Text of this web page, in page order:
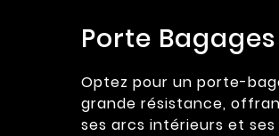
Porte Bagages
Optez pour un porte-
grande résistance,
ses arcs intérieurs et